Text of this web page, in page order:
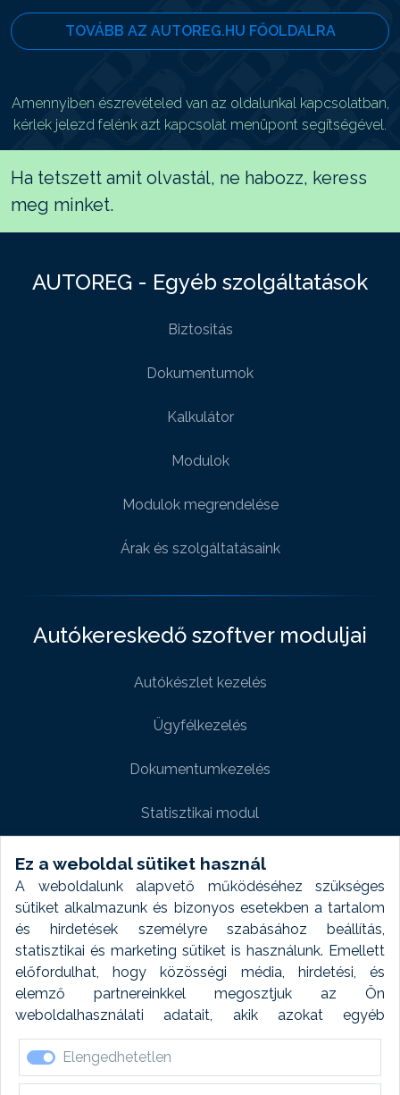
Ez a weboldal sütiket használ
A weboldalunk alapvető működéséhez szükséges
sütiket alkalmazunk és bizonyos esetekben a tartalom
és hirdetések személyre szabásához beállítás,
statisztikai és marketing sütiket is használunk. Emellett
előfordulhat, hogy közösségi média, hirdetési, és
elemző partnereinkkel megosztjuk az Ön
weboldalhasználati adatait, akik azokat egyéb
forrásokból gyűjtött adatokkal kombinálhatják. A sütik
elfogadásával kapcsolatosan naplózást végzünk és
ezen adatokat 6 hónap után automatikusan töröljük. A
Elengedhetetlen
TOVÁBB AZ AUTOREG.HU FŐOLDALRA
Amennyiben észrevételed van az oldalunkal kapcsolatban,
kérlek jelezd felénk azt kapcsolat menüpont segítségével.
Ha tetszett amit olvastál, ne habozz, keress
meg minket.
AUTOREG - Egyéb szolgáltatások
Biztositás
Dokumentumok
Kalkulátor
Modulok
Modulok megrendelése
Árak és szolgáltatásaink
Autókereskedő szoftver moduljai
Autókészlet kezelés
Ügyfélkezelés
Dokumentumkezelés
Statisztikai modul
Weboldal modul
Fényképtár extra modul
Autómosó modul
Feladatütemezés